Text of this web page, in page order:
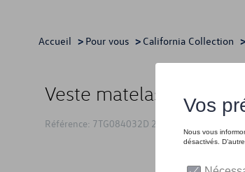
Accueil > Pour vous > California Collection >
Veste matelassé VW
Référence: 7TG084032D 212